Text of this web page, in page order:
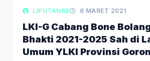
LIPUTAN DAERAH
LIPUTAN68 6 MARET 2021
LKI-G Cabang Bone
Bhakti 2021-2025 Sah di
Umum YLKI Provinsi